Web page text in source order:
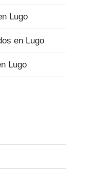
Lugo
en Lugo
Lugo